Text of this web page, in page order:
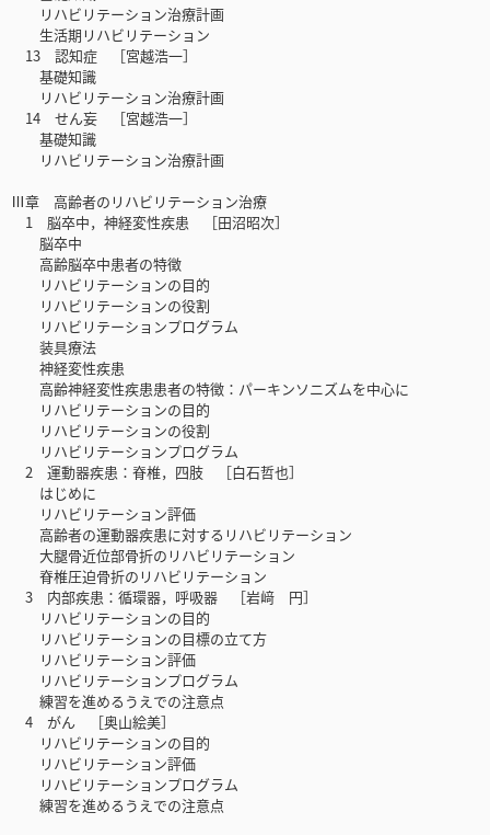
リハビリテーション治療計画
生活期リハビリテーション
13 認知症 ［宮越浩一］
基礎知識
リハビリテーション治療計画
14 せん妄 ［宮越浩一］
基礎知識
リハビリテーション治療計画
Ⅲ章 高齢者のリハビリテーション治療
1 脳卒中，神経変性疾患 ［田沼昭次］
脳卒中
高齢脳卒中患者の特徴
リハビリテーションの目的
リハビリテーションの役割
リハビリテーションプログラム
装具療法
神経変性疾患
高齢神経変性疾患患者の特徴：パーキンソニズムを中心に
リハビリテーションの目的
リハビリテーションの役割
リハビリテーションプログラム
2 運動器疾患：脊椎，四肢 ［白石哲也］
はじめに
リハビリテーション評価
高齢者の運動器疾患に対するリハビリテーション
大腿骨近位部骨折のリハビリテーション
脊椎圧迫骨折のリハビリテーション
3 内部疾患：循環器，呼吸器 ［岩﨑 円］
リハビリテーションの目的
リハビリテーションの目標の立て方
リハビリテーション評価
リハビリテーションプログラム
練習を進めるうえでの注意点
4 がん ［奥山絵美］
リハビリテーションの目的
リハビリテーション評価
リハビリテーションプログラム
練習を進めるうえでの注意点